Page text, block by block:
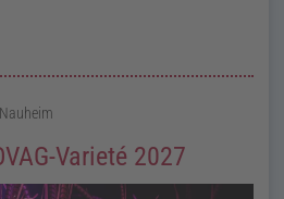
Varieté 2027